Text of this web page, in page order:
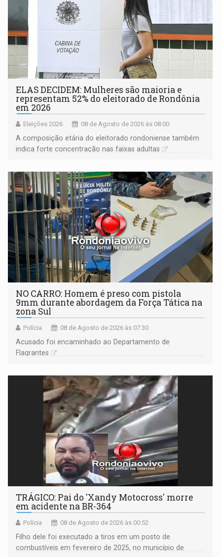
ELAS DECIDEM: Mulheres são maioria e
representam 52% do eleitorado de Rondônia
em 2026
Eleições 2026 08 de Agosto de 2026 às 08:00
A composição etária do eleitorado rondoniense também
indica forte concentração nas faixas adultas
NO CARRO: Homem é preso com pistola
9mm durante abordagem da Força Tática na
zona Sul
Polícia 08 de Agosto de 2026 às 07:30
Acusado foi encaminhado ao Departamento de
Flagrantes
TRÁGICO: Pai do 'Xandy Motocross' morre
em acidente na BR-364
Polícia 08 de Agosto de 2026 às 00:52
Filho dele foi executado a tiros em um posto de
combustíveis em fevereiro de 2025, no município de